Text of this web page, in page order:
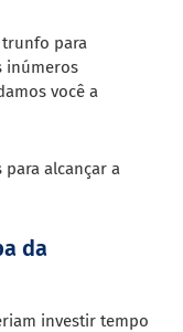
trunfo para
inúmeros
você a
alcançar a
da
investir tempo